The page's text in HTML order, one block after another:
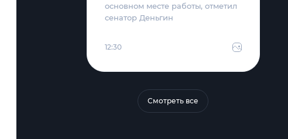
основном месте работы, отметил
сенатор Деньгин
12:30
Смотреть все